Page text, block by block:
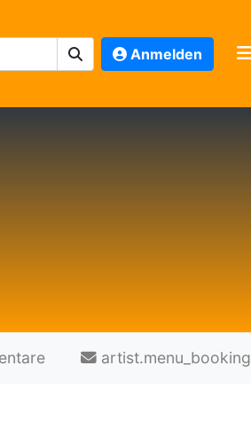
Anmelden
artist.menu_booking